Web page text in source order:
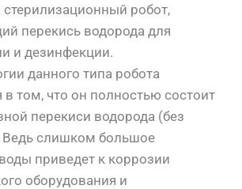
робот,
перекись водорода для
и дезинфекции.
данного типа робота
в том, что он полностью состоит
перекиси водорода (без
Ведь слишком большое
приведет к коррозии
оборудования и